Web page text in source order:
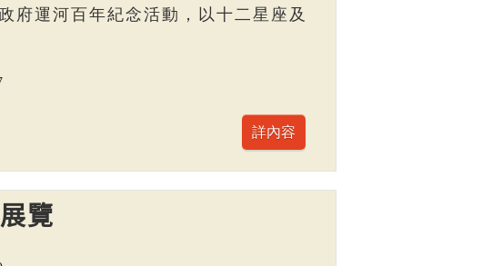
府運河百年紀念活動，以十二星座及
覽